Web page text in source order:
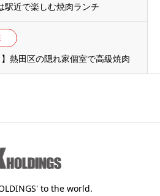
駅近で楽しむ焼肉ランチ
熱田区の隠れ家個室で高級焼肉
to the world.